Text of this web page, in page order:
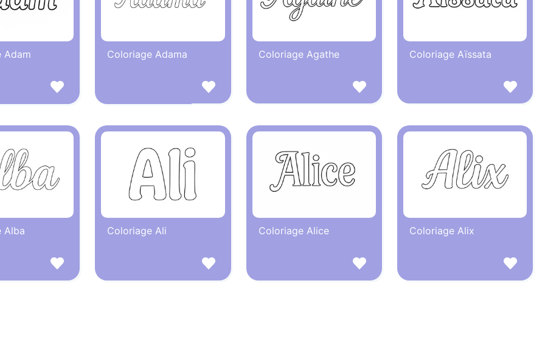
Adam Coloriage Adama Coloriage Agathe Coloriage Aïssata
Alba Coloriage Ali Coloriage Alice Coloriage Alix